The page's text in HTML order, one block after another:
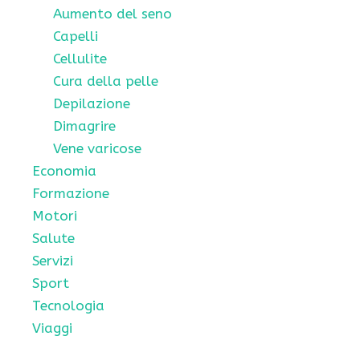
Aumento del seno
Capelli
Cellulite
Cura della pelle
Depilazione
Dimagrire
Vene varicose
Economia
Formazione
Motori
Salute
Servizi
Sport
Tecnologia
Viaggi